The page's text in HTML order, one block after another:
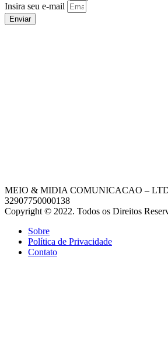
Insira seu e-mail
Enviar
MEIO & MIDIA COMUNICACAO –
32907750000138
Copyright © 2022. Todos os Direitos
Sobre
Política de Privacidade
Contato